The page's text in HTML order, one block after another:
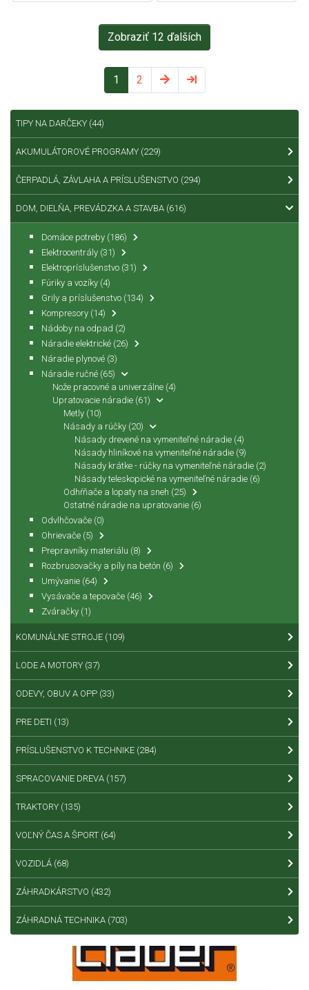
Zobraziť 12 ďalších
1 2
TIPY NA DARČEKY (44)
AKUMULÁTOROVÉ PROGRAMY (229)
ČERPADLÁ, ZÁVLAHA A PRÍSLUŠENSTVO (294)
DOM, DIELŇA, PREVÁDZKA A STAVBA (616)
Domáce potreby (186)
Elektrocentrály (31)
Elektropríslušenstvo (31)
Fúriky a vozíky (4)
Grily a príslušenstvo (134)
Kompresory (14)
Nádoby na odpad (2)
Náradie elektrické (26)
Náradie plynové (3)
Náradie ručné (65)
Nože pracovné a univerzálne (4)
Upratovacie náradie (61)
Metly (10)
Násady a rúčky (20)
Násady drevené na vymeniteľné náradie (4)
Násady hliníkové na vymeniteľné náradie (9)
Násady krátke - rúčky na vymeniteľné náradie (2)
Násady teleskopické na vymeniteľné náradie (6)
Odhŕňače a lopaty na sneh (25)
Ostatné náradie na upratovanie (6)
Odvlhčovače (0)
Ohrievače (5)
Prepravníky materiálu (8)
Rozbrusovačky a píly na betón (6)
Umývanie (64)
Vysávače a tepovače (46)
Zváračky (1)
KOMUNÁLNE STROJE (109)
LODE A MOTORY (37)
ODEVY, OBUV A OPP (33)
PRE DETI (13)
PRÍSLUŠENSTVO K TECHNIKE (284)
SPRACOVANIE DREVA (157)
TRAKTORY (135)
VOĽNÝ ČAS A ŠPORT (64)
VOZIDLÁ (68)
ZÁHRADKÁRSTVO (432)
ZÁHRADNÁ TECHNIKA (703)